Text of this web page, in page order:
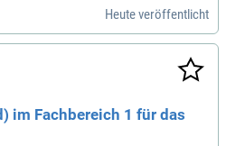
Heute veröffentlicht
im Fachbereich 1 für das